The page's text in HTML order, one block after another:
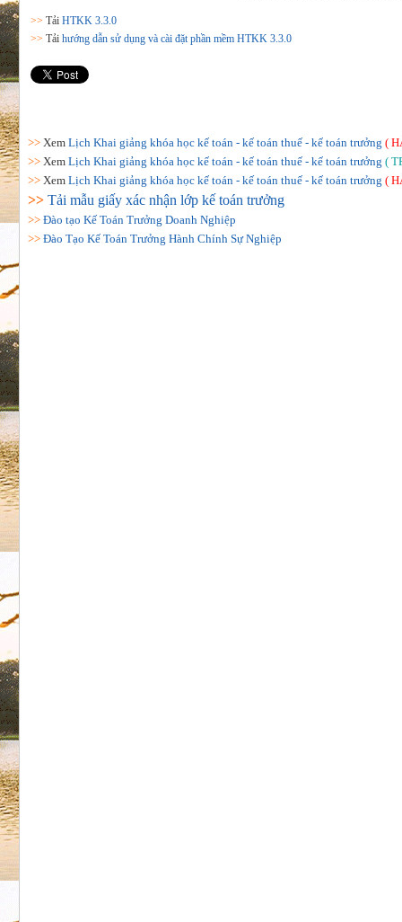
>> Tải HTKK 3.3.0
>> Tải hướng dẫn sử dụng và cài đặt phần mềm HTKK 3.3.0
>> Xem Lịch Khai giảng khóa học kế toán - kế toán thuế - kế toán trưởng (
>> Xem Lịch Khai giảng khóa học kế toán - kế toán thuế - kế toán trưởng (
>> Xem Lịch Khai giảng khóa học kế toán - kế toán thuế - kế toán trưởng (
>> Tải mẫu giấy xác nhận lớp kế toán trưởng
>> Đào tạo Kế Toán Trưởng Doanh Nghiệp
>> Đào Tạo Kế Toán Trưởng Hành Chính Sự Nghiệp